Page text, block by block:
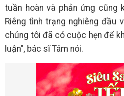
tuần hoàn và phản ứng cũng
Riêng tình trạng nghiêng đầu
chúng tôi đã có cuộc hẹn để
luận", bác sĩ Tâm nói.